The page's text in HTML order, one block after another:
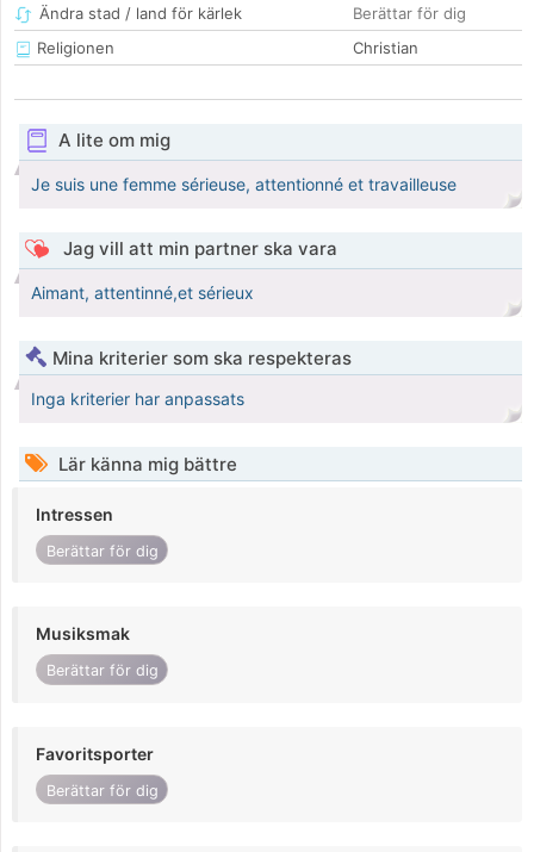
Ändra stad / land för kärlek
Berättar för dig
Religionen
Christian
A lite om mig
Je suis une femme sérieuse, attentionné et travailleuse
Jag vill att min partner ska vara
Aimant, attentinné,et sérieux
Mina kriterier som ska respekteras
Inga kriterier har anpassats
Lär känna mig bättre
Intressen
Berättar för dig
Musiksmak
Berättar för dig
Favoritsporter
Berättar för dig